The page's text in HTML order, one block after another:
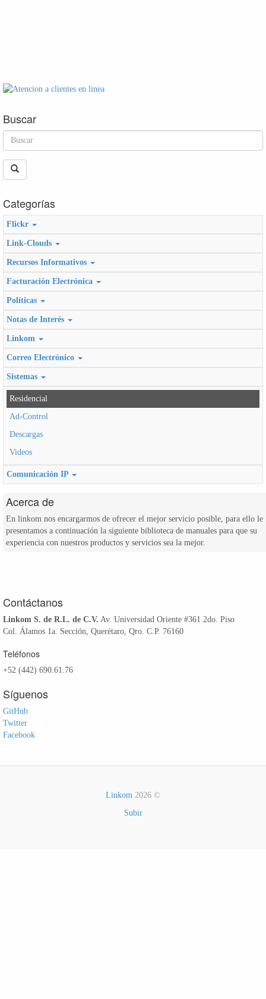
Buscar
Categorías
Flickr
Link-Clouds
Recursos Informativos
Facturación Electrónica
Políticas
Notas de Interés
Linkom
Correo Electrónico
Sistemas
Residencial
Ad-Control
Descargas
Videos
Comunicación IP
Acerca de
En linkom nos encargarmos de ofrecer el mejor servicio posible, para ello le
presentamos a continuación la siguiente biblioteca de manuales para que su
experiencia con nuestros productos y servicios sea la mejor.
Contáctanos
Linkom S. de R.L. de C.V. Av. Universidad Oriente #361 2do. Piso
Col. Álamos 1a. Sección, Querétaro, Qro. C.P. 76160
Teléfonos
+52 (442) 690.61.76
Síguenos
GitHub
Twitter
Facebook
Linkom 2026 ©
Subir